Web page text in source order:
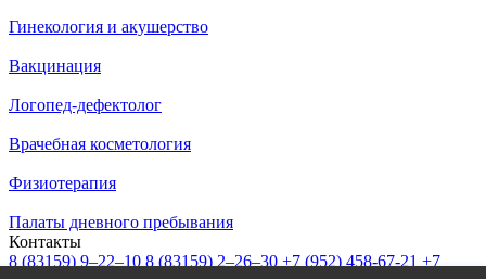
Гинекология и акушерство
Вакцинация
Логопед-дефектолог
Врачебная косметология
Физиотерапия
Палаты дневного пребывания
Контакты
8 (83159) 9–22–10 8 (83159) 2–26–30 +7 (952) 458-67-21 +7